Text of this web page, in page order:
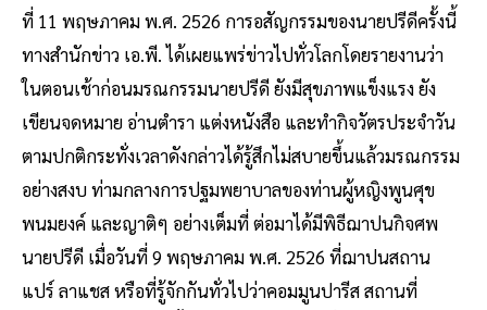
ที่ 11 พฤษภาคม พ.ศ. 2526 การอสัญกรรมของนายปรีดีครั้งนี้
ทางสำนักข่าว เอ.พี. ได้เผยแพร่ข่าวไปทั่วโลกโดยรายงานว่า
ในตอนเช้าก่อนมรณกรรมนายปรีดี ยังมีสุขภาพแข็งแรง ยัง
เขียนจดหมาย อ่านตำรา แต่งหนังสือ และทำกิจวัตรประจำวัน
ตามปกติกระทั่งเวลาดังกล่าวได้รู้สึกไม่สบายขึ้นแล้วมรณกรรม
อย่างสงบ ท่ามกลางการปฐมพยาบาลของท่านผู้หญิงพูนศุข
พนมยงค์ และญาติๆ อย่างเต็มที่ ต่อมาได้มีพิธีฌาปนกิจศพ
นายปรีดี เมื่อวันที่ 9 พฤษภาคม พ.ศ. 2526 ที่ฌาปนสถาน
แปร์ ลาแชส หรือที่รู้จักกันทั่วไปว่าคอมมูนปารีส สถานที่